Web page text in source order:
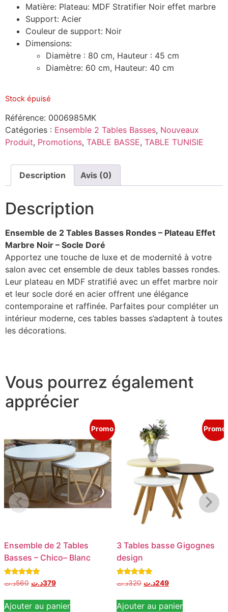
Matière: Plateau: MDF Stratifier Noir effet marbre
Support: Acier
Couleur de support: Noir
Dimensions:
Diamètre : 80 cm, Hauteur : 45 cm
Diamètre: 60 cm, Hauteur: 40 cm
Stock épuisé
Référence: 0006985MK
Catégories : Ensemble 2 Tables Basses, Nouveaux
Produit, Promotions, TABLE BASSE, TABLE TUNISIE
Description Avis (0)
Description
Ensemble de 2 Tables Basses Rondes – Plateau Effet
Marbre Noir – Socle Doré
Apportez une touche de luxe et de modernité à votre
salon avec cet ensemble de deux tables basses rondes.
Leur plateau en MDF stratifié avec un effet marbre noir
et leur socle doré en acier offrent une élégance
contemporaine et raffinée. Parfaites pour compléter un
intérieur moderne, ces tables basses s’adaptent à toutes
les décorations.
Vous pourrez également
apprécier
Promo
Ensemble de 2 Tables
Basses – Chico– Blanc
Note
5.00
560د.ت 379د.ت
Ajouter au panier
Promo
3 Tables basse Gigognes
design
Note
5.00
320د.ت 249د.ت
Ajouter au panier